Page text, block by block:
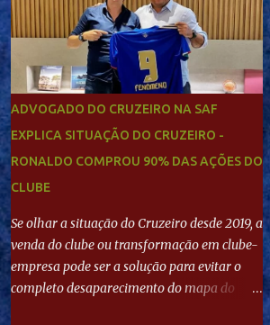
Jornais internacional divulgam interesse do
jogador. Neymar Pai nega
ADVOGADO DO CRUZEIRO NA SAF
EXPLICA SITUAÇÃO DO CRUZEIRO -
RONALDO COMPROU 90% DAS AÇÕES DO
CLUBE
Se olhar a situação do Cruzeiro desde 2019, a
venda do clube ou transformação em clube-
empresa pode ser a solução para evitar o
completo desaparecimento do mapa do